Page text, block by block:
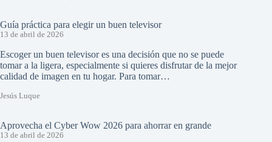
Guía práctica para elegir un buen televisor
13 de abril de 2026
Escoger un buen televisor es una decisión que no se puede
tomar a la ligera, especialmente si quieres disfrutar de la mejor
calidad de imagen en tu hogar. Para tomar…
Jesús Luque
Aprovecha el Cyber Wow 2026 para ahorrar en grande
13 de abril de 2026